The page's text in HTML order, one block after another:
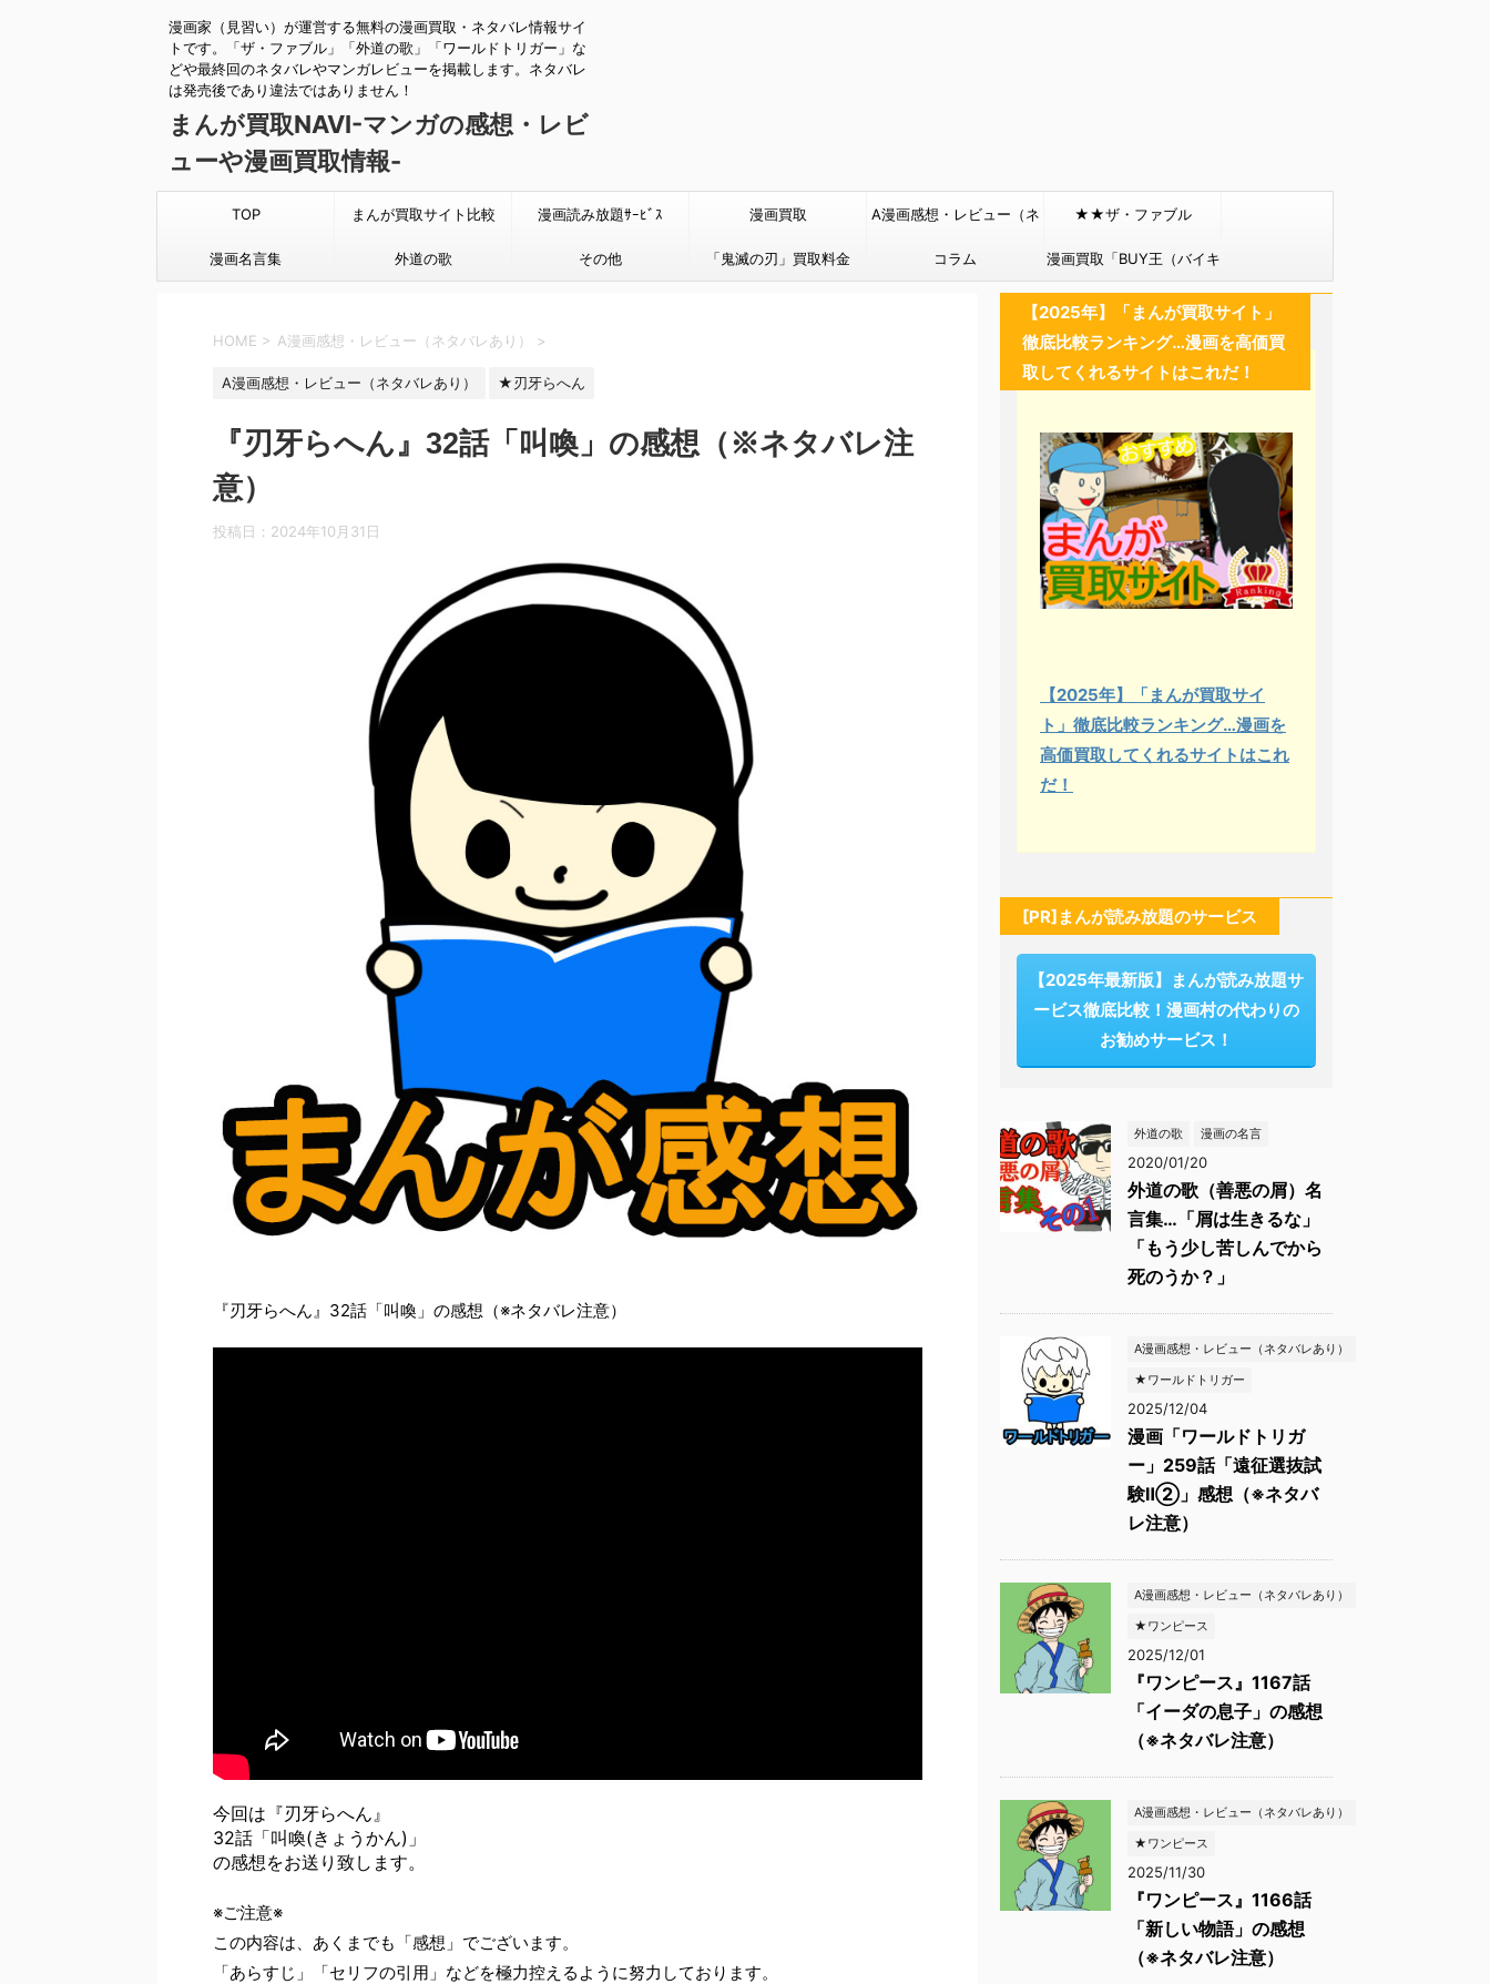
漫画家（見習い）が運営する無料の漫画買取・ネタバレ情報サイ
トです。「ザ・ファブル」「外道の歌」「ワールドトリガー」な
どや最終回のネタバレやマンガレビューを掲載します。ネタバレ
は発売後であり違法ではありません！
まんが買取NAVI-マンガの感想・レビ
ューや漫画買取情報-
TOP まんが買取サイト比較 漫画読み放題ｻｰﾋﾞｽ 漫画買取 A漫画感想・レビュー（ネ
タバレあり）
★★ザ・ファブル
漫画名言集 外道の歌 その他 「鬼滅の刃」買取料金 コラム 漫画買取「BUY王（バイキ
ング）」
HOME > A漫画感想・レビュー（ネタバレあり） >
A漫画感想・レビュー（ネタバレあり） ★刃牙らへん
『刃牙らへん』32話「叫喚」の感想（※ネタバレ注
意）
投稿日： 2024年10月31日
『刃牙らへん』32話「叫喚」の感想（※ネタバレ注意）
今回は『刃牙らへん』
32話「叫喚(きょうかん)」
の感想をお送り致します。
※ご注意※
この内容は、あくまでも「感想」でございます。
「あらすじ」「セリフの引用」などを極力控えるように努力しております。
【2025年】「まんが買取サイト」
徹底比較ランキング…漫画を高価買
取してくれるサイトはこれだ！
【2025年】「まんが買取サイ
ト」徹底比較ランキング…漫画を
高価買取してくれるサイトはこれ
だ！
[PR]まんが読み放題のサービス
【2025年最新版】まんが読み放題サ
ービス徹底比較！漫画村の代わりの
お勧めサービス！
外道の歌 漫画の名言
2020/01/20
外道の歌（善悪の屑）名
言集…「屑は生きるな」
「もう少し苦しんでから
死のうか？」
A漫画感想・レビュー（ネタバレあり）
★ワールドトリガー
2025/12/04
漫画「ワールドトリガ
ー」259話「遠征選抜試
験Ⅱ②」感想（※ネタバ
レ注意）
A漫画感想・レビュー（ネタバレあり）
★ワンピース
2025/12/01
『ワンピース』1167話
「イーダの息子」の感想
（※ネタバレ注意）
A漫画感想・レビュー（ネタバレあり）
★ワンピース
2025/11/30
『ワンピース』1166話
「新しい物語」の感想
（※ネタバレ注意）